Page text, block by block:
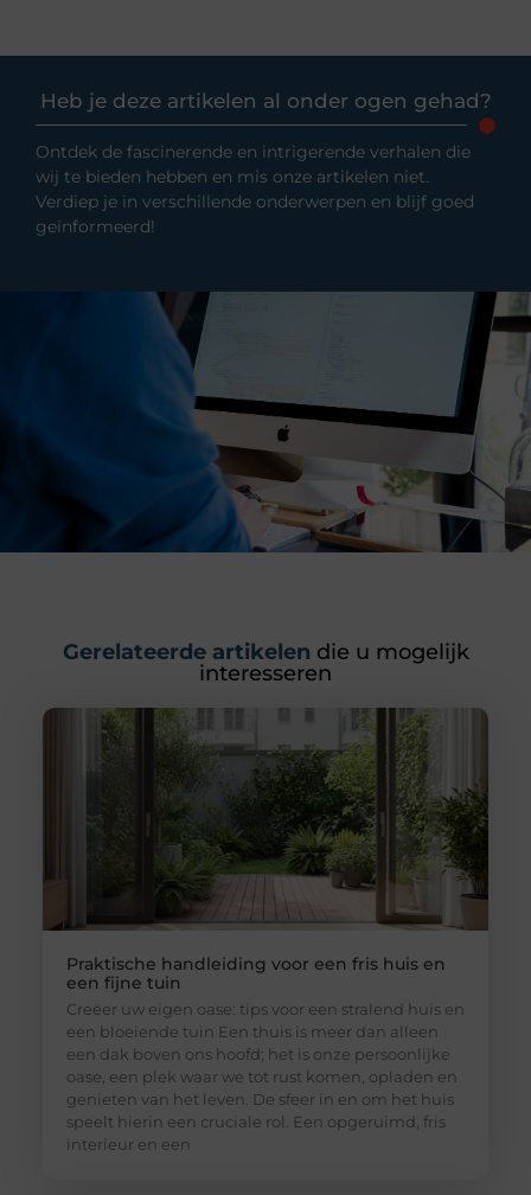
Heb je deze artikelen al onder ogen gehad?
Ontdek de fascinerende en intrigerende verhalen die
wij te bieden hebben en mis onze artikelen niet.
Verdiep je in verschillende onderwerpen en blijf goed
geïnformeerd!
Gerelateerde artikelen die u mogelijk
interesseren
Praktische handleiding voor een fris huis en
een fijne tuin
Creëer uw eigen oase: tips voor een stralend huis en
een bloeiende tuin Een thuis is meer dan alleen
een dak boven ons hoofd; het is onze persoonlijke
oase, een plek waar we tot rust komen, opladen en
genieten van het leven. De sfeer in en om het huis
speelt hierin een cruciale rol. Een opgeruimd, fris
interieur en een